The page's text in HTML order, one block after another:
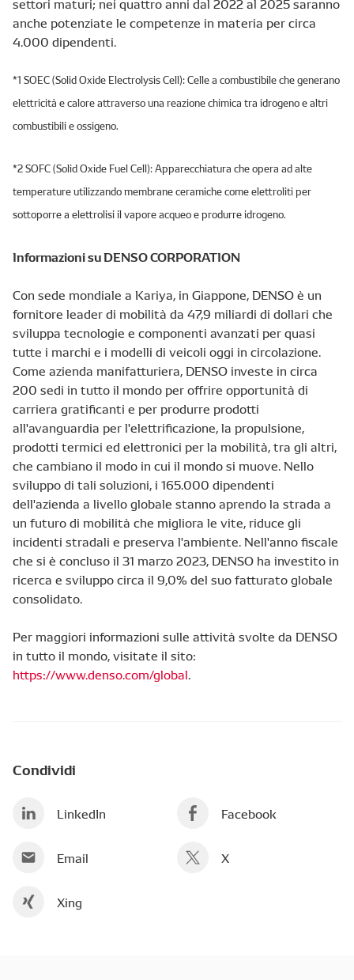
anche potenziate le competenze in materia per circa
4.000 dipendenti.
*1 SOEC (Solid Oxide Electrolysis Cell): Celle a combustibile che generano
elettricità e calore attraverso una reazione chimica tra idrogeno e altri
combustibili e ossigeno.
*2 SOFC (Solid Oxide Fuel Cell): Apparecchiatura che opera ad alte
temperature utilizzando membrane ceramiche come elettroliti per
sottoporre a elettrolisi il vapore acqueo e produrre idrogeno.
Informazioni su DENSO CORPORATION
Con sede mondiale a Kariya, in Giappone, DENSO è un
fornitore leader di mobilità da 47,9 miliardi di dollari che
sviluppa tecnologie e componenti avanzati per quasi
tutte i marchi e i modelli di veicoli oggi in circolazione.
Come azienda manifatturiera, DENSO investe in circa
200 sedi in tutto il mondo per offrire opportunità di
carriera gratificanti e per produrre prodotti
all'avanguardia per l'elettrificazione, la propulsione,
prodotti termici ed elettronici per la mobilità, tra gli altri,
che cambiano il modo in cui il mondo si muove. Nello
sviluppo di tali soluzioni, i 165.000 dipendenti
dell'azienda a livello globale stanno aprendo la strada a
un futuro di mobilità che migliora le vite, riduce gli
incidenti stradali e preserva l'ambiente. Nell'anno fiscale
che si è concluso il 31 marzo 2023, DENSO ha investito in
ricerca e sviluppo circa il 9,0% del suo fatturato globale
consolidato.
Per maggiori informazioni sulle attività svolte da DENSO
in tutto il mondo, visitate il sito:
https://www.denso.com/global.
Condividi
LinkedIn Facebook
Email X
Xing